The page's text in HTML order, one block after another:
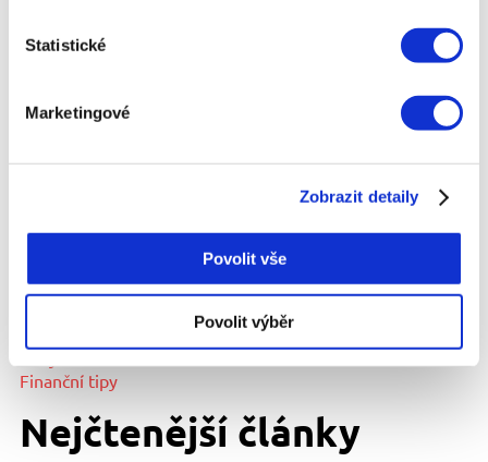
Statistické
Marketingové
Zobrazit detaily
Povolit vše
Povolit výběr
< Předchozí článek
hotovosti a jak ji získat
Následující článek >
bojíte se, že vás banka
odmítne? Jaké jsou
nejčastější důvody pro
Rubriky
Finanční tipy
Nejčtenější články